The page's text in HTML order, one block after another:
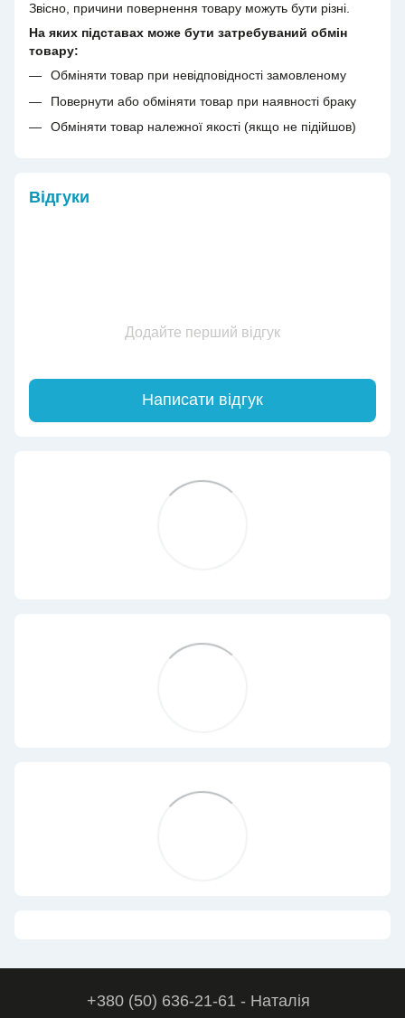
Звісно, причини повернення товару можуть бути різні.
На яких підставах може бути затребуваний обмін
товару:
Обміняти товар при невідповідності замовленому
Повернути або обміняти товар при наявності браку
Обміняти товар належної якості (якщо не підійшов)
Відгуки
Додайте перший відгук
Написати відгук
+380 (50) 636-21-61 - Наталія